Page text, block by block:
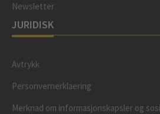
Newsletter
JURIDISK
Avtrykk
Personvernerklaering
Merknad om informasjonskapsler og